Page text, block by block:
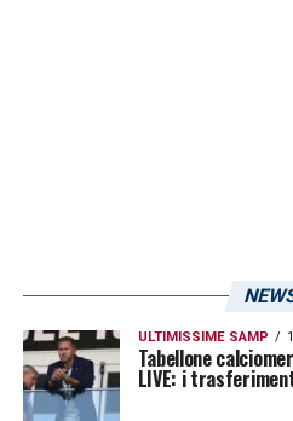
comeviceEnzo
che ha vestito la maglia
2012 al 2014.
ULTIMISSIME SAMP
Tabellone
LIVE: i